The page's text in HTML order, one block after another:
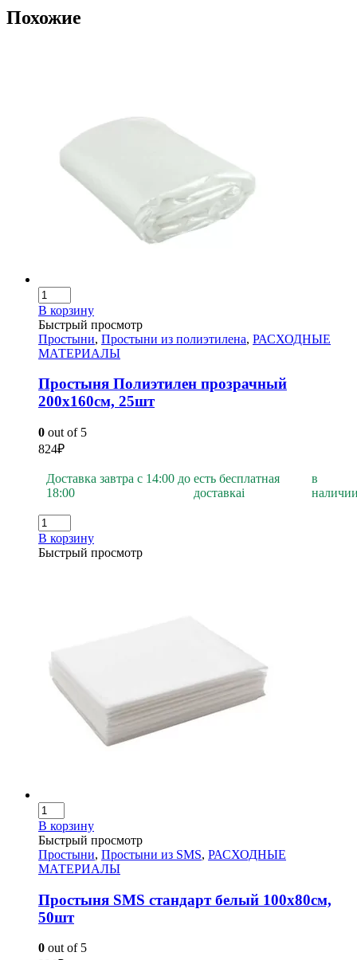
Похожие
В корзину
Быстрый просмотр
Простыни, Простыни из полиэтилена, РАСХОДНЫЕ
МАТЕРИАЛЫ
Простыня Полиэтилен прозрачный
200х160см, 25шт
0 out of 5
824₽
Доставка завтра с 14:00 до
18:00
есть бесплатная
доставкаi
в
В корзину
Быстрый просмотр
В корзину
Быстрый просмотр
Простыни, Простыни из SMS, РАСХОДНЫЕ
МАТЕРИАЛЫ
Простыня SMS стандарт белый 100х80см,
50шт
0 out of 5